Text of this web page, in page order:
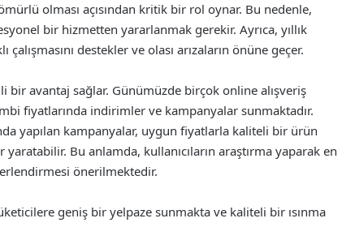
olması açısından kritik bir rol oynar. Bu nedenle,
bir hizmetten yararlanmak gerekir. Ayrıca, yıllık
destekler ve olası arızaların önüne geçer.
bir avantaj sağlar. Günümüzde birçok online alışveriş
fiyatlarında indirimler ve kampanyalar sunmaktadır.
yapılan kampanyalar, uygun fiyatlarla kaliteli bir ürün
yaratabilir. Bu anlamda, kullanıcıların araştırma yaparak en
önerilmektedir.
geniş bir yelpaze sunmakta ve kaliteli bir ısınma